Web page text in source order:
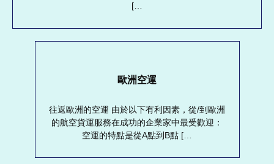
[…
歐洲空運
往返歐洲的空運 由於以下有利因素，從/到歐洲
的航空貨運服務在成功的企業家中最受歡迎：
空運的特點是從A點到B點 […